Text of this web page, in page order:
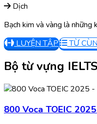
Dịch
Bạch kim và vàng là những
LUYỆN TẬP
TỪ
Bộ từ vựng
800 Voca TOEIC